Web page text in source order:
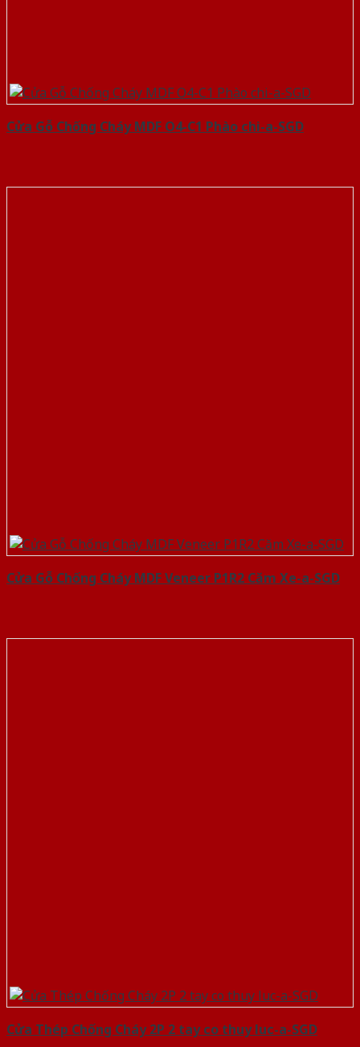
Cửa Gỗ Chống Cháy MDF O4-C1 Phào chi-a-SGD
Cửa Gỗ Chống Cháy MDF Veneer P1R2 Căm Xe-a-SGD
Cửa Thép Chống Cháy 2P 2 tay co thuy luc-a-SGD